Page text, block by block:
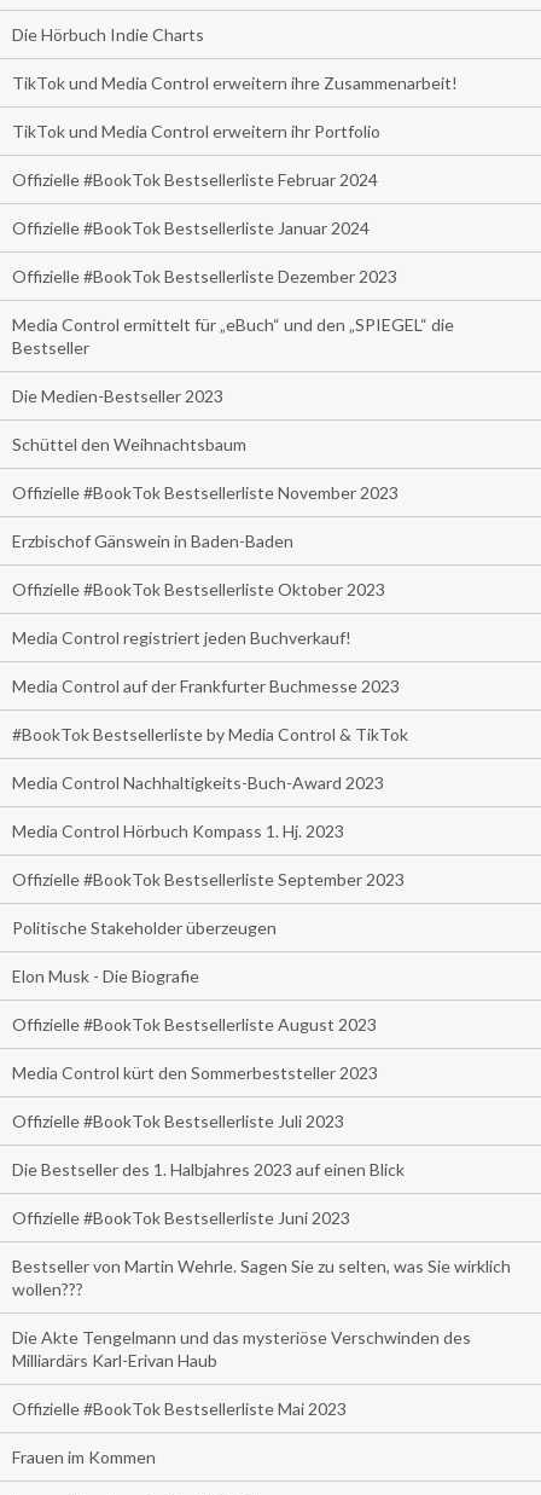
Die Hörbuch Indie Charts
TikTok und Media Control erweitern ihre Zusammenarbeit!
TikTok und Media Control erweitern ihr Portfolio
Offizielle #BookTok Bestsellerliste Februar 2024
Offizielle #BookTok Bestsellerliste Januar 2024
Offizielle #BookTok Bestsellerliste Dezember 2023
Media Control ermittelt für „eBuch“ und den „SPIEGEL“ die
Bestseller
Die Medien-Bestseller 2023
Schüttel den Weihnachtsbaum
Offizielle #BookTok Bestsellerliste November 2023
Erzbischof Gänswein in Baden-Baden
Offizielle #BookTok Bestsellerliste Oktober 2023
Media Control registriert jeden Buchverkauf!
Media Control auf der Frankfurter Buchmesse 2023
#BookTok Bestsellerliste by Media Control & TikTok
Media Control Nachhaltigkeits-Buch-Award 2023
Media Control Hörbuch Kompass 1. Hj. 2023
Offizielle #BookTok Bestsellerliste September 2023
Politische Stakeholder überzeugen
Elon Musk - Die Biografie
Offizielle #BookTok Bestsellerliste August 2023
Media Control kürt den Sommerbeststeller 2023
Offizielle #BookTok Bestsellerliste Juli 2023
Die Bestseller des 1. Halbjahres 2023 auf einen Blick
Offizielle #BookTok Bestsellerliste Juni 2023
Bestseller von Martin Wehrle. Sagen Sie zu selten, was Sie wirklich
wollen???
Die Akte Tengelmann und das mysteriöse Verschwinden des
Milliardärs Karl-Erivan Haub
Offizielle #BookTok Bestsellerliste Mai 2023
Frauen im Kommen